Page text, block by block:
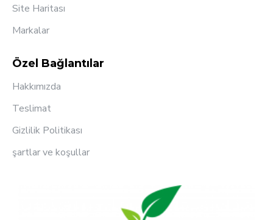
Site Haritası
Markalar
Özel Bağlantılar
Hakkımızda
Teslimat
Gizlilik Politikası
şartlar ve koşullar